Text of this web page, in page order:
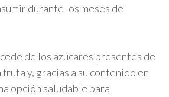
durante los meses de
de los azúcares presentes de
y, gracias a su contenido en
opción saludable para